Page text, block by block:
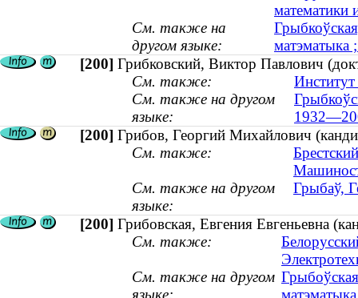
математики
См. также на
другом языке:
матэматыка
[200] Грибковский, Виктор Павлович
См. также:
См. также на другом
языке:
[200] Грибов, Георгий Михайлович
См. также:
См. также на другом
языке:
Грыбаў,
[200] Грибовская, Евгения Евгеньевна
См. также:
См. также на другом